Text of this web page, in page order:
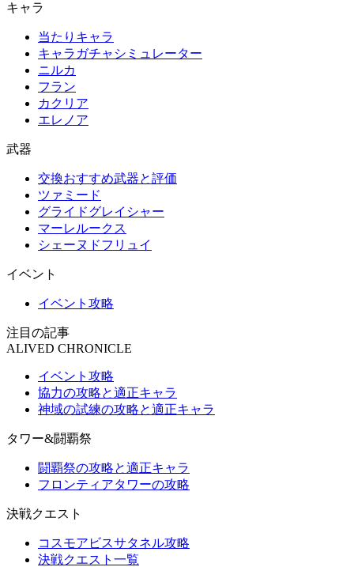
キャラ
当たりキャラ
キャラガチャシミュレーター
ニルカ
フラン
カクリア
エレノア
武器
交換おすすめ武器と評価
ツァミード
グライドグレイシャー
マーレルークス
シェーヌドフリュイ
イベント
イベント攻略
注目の記事
ALIVED CHRONICLE
イベント攻略
協力の攻略と適正キャラ
神域の試練の攻略と適正キャラ
タワー&闘覇祭
闘覇祭の攻略と適正キャラ
フロンティアタワーの攻略
決戦クエスト
コスモアビスサタネル攻略
決戦クエスト一覧